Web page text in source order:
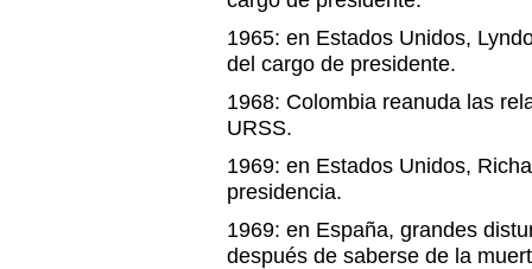
1965: en Estados Unidos,
del cargo de presidente.
1968: Colombia reanuda las
URSS.
1969: en Estados Unidos,
presidencia.
1969: en España, grandes
después de saberse de la